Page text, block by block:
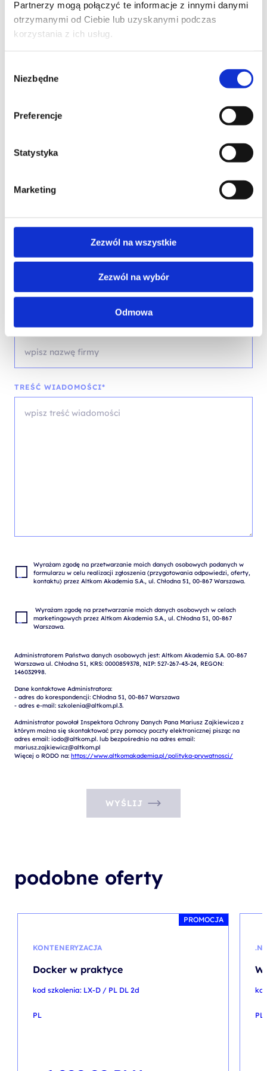
Partnerzy mogą połączyć te informacje z innymi danymi
otrzymanymi od Ciebie lub uzyskanymi podczas
korzystania z ich usług.
zgody
Niezbędne
Preferencje
Statystyka
Marketing
Zezwól na wszystkie
Zezwól na wybór
Odmowa
Skontaktuj się z naszym doradcą
EMAIL*
wybierz województwo
FIRMA
TREŚĆ WIADOMOŚCI*
Wyrażam zgodę na przetwarzanie moich danych osobowych podanych w
formularzu w celu realizacji zgłoszenia (przygotowania odpowiedzi, oferty,
marketingowych przez Altkom Akademia S.A., ul. Chłodna 51, 00-867
Administratorem Państwa danych osobowych jest: Altkom Akademia S.A. 00-867
Warszawa ul. Chłodna 51, KRS: 0000859378, NIP: 527-267-43-24, REGON:
146032998.
Dane kontaktowe Administratora:
- adres do korespondencji: Chłodna 51, 00-867 Warszawa
- adres e-mail: szkolenia@altkom.pl.3.
Administrator powołał Inspektora Ochrony Danych Pana Mariusz Zajkiewicza z
którym można się skontaktować przy pomocy poczty elektronicznej pisząc na
adres email: iodo@altkom.pl. lub bezpośrednio na adres email:
mariusz.zajkiewicz@altkom.pl
Więcej o RODO na: https://www.altkomakademia.pl/polityka-prywatnosci/
WYŚLIJ
podobne oferty
PROMOCJA
KONTENERYZACJA
Docker w praktyce
kod szkolenia: LX-D / PL DL 2d
PL PL